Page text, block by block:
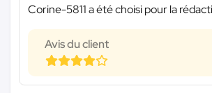
Corine-5811 a été choisi pour la
Avis du client